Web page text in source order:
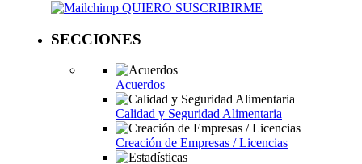
QUIERO SUSCRIBIRME
SECCIONES
Acuerdos
Calidad y Seguridad Alimentaria
Creación de Empresas / Licencias